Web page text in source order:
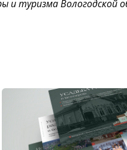
и туризма Вологодской